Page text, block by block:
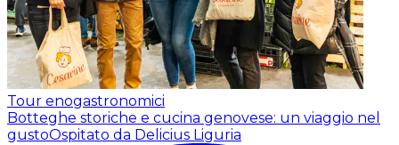
Tour enogastronomici
Botteghe storiche e cucina genovese: un viaggio nel
gustoOspitato da Delicius Liguria